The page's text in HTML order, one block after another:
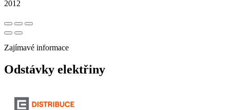
2012
Zajímavé informace
Odstávky elektřiny